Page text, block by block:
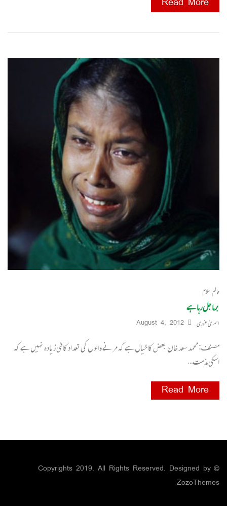
عالم اسلام
برما جل رہا ہے
اسریٰ غوری August 4, 2012
مصنف: محمد سعد خان بعض کا خیال ہے کہ مرنے والوں کی تعداد کافی زیادہ نہیں ہے کہ
اسکی مذمت…
Read More
© Copyrights 2019. All Rights Reserved. Designed by
ZozoThemes